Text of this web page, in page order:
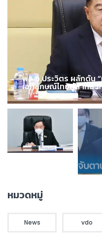
พล.อ.ประวิตร ผลักดัน
เอกลักษณ์ไทยสู่สากล
หมวดหมู่
News vdo